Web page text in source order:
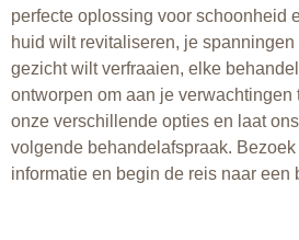
perfecte oplossing voor schoonheid
huid wilt revitaliseren, je
gezicht wilt verfraaien, elke
ontworpen om aan je verwachtingen
onze verschillende opties en laat
volgende behandelafspraak.
informatie en begin de reis naar een